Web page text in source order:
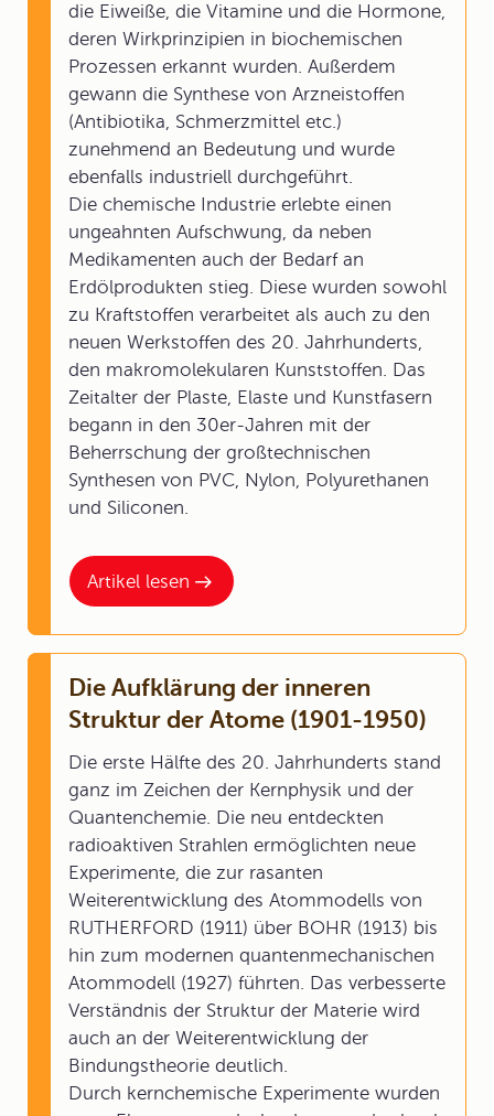
Artikel lesen
die Eiweiße, die Vitamine und die Hormone,
deren Wirkprinzipien in biochemischen
Prozessen erkannt wurden. Außerdem
gewann die Synthese von Arzneistoffen
(Antibiotika, Schmerzmittel etc.)
zunehmend an Bedeutung und wurde
ebenfalls industriell durchgeführt.
Die chemische Industrie erlebte einen
ungeahnten Aufschwung, da neben
Medikamenten auch der Bedarf an
Erdölprodukten stieg. Diese wurden sowohl
zu Kraftstoffen verarbeitet als auch zu den
neuen Werkstoffen des 20. Jahrhunderts,
den makromolekularen Kunststoffen. Das
Zeitalter der Plaste, Elaste und Kunstfasern
begann in den 30er-Jahren mit der
Beherrschung der großtechnischen
Synthesen von PVC, Nylon, Polyurethanen
und Siliconen.
Die Aufklärung der inneren
Struktur der Atome (1901-1950)
Die erste Hälfte des 20. Jahrhunderts stand
ganz im Zeichen der Kernphysik und der
Quantenchemie. Die neu entdeckten
radioaktiven Strahlen ermöglichten neue
Experimente, die zur rasanten
Weiterentwicklung des Atommodells von
RUTHERFORD (1911) über BOHR (1913) bis
hin zum modernen quantenmechanischen
Atommodell (1927) führten. Das verbesserte
Verständnis der Struktur der Materie wird
auch an der Weiterentwicklung der
Bindungstheorie deutlich.
Durch kernchemische Experimente wurden